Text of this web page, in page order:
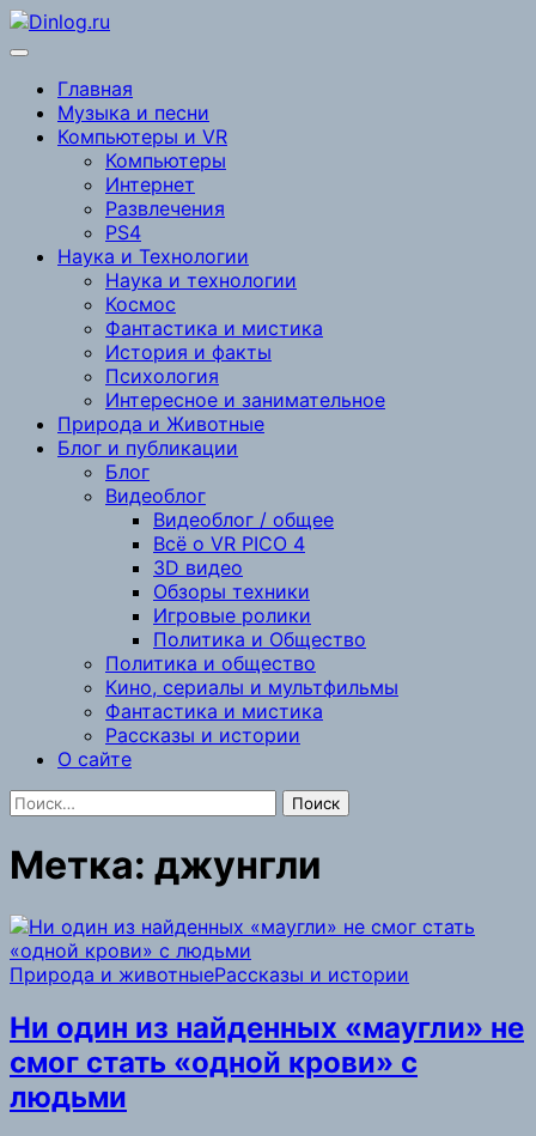
Перейти
к
Главная
Музыка и песни
Компьютеры и VR
Компьютеры
Интернет
Развлечения
PS4
Наука и Технологии
Наука и технологии
Космос
Фантастика и мистика
История и факты
Психология
Интересное и занимательное
Природа и Животные
Блог и публикации
Блог
Видеоблог
Видеоблог / общее
Всё о VR PICO 4
3D видео
Обзоры техники
Игровые ролики
Политика и Общество
Политика и общество
Кино, сериалы и мультфильмы
Фантастика и мистика
Рассказы и истории
О сайте
Найти:
Метка: джунгли
Природа и животныеРассказы и истории
Ни один из найденных «маугли» не
смог стать «одной крови» с
людьми